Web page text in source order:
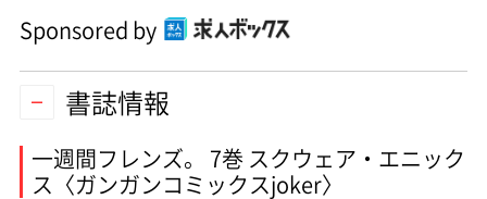
Sponsored by
書誌情報
一週間フレンズ。 7巻 スクウェア・エニック
ス〈ガンガンコミックスjoker〉